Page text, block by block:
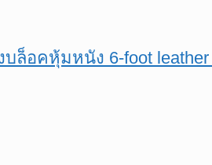
ล็อคหุ้มหนัง 6-foot leather